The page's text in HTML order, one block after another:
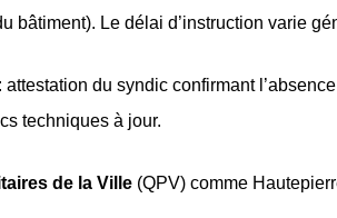
bâtiment). Le délai d’instruction varie
du syndic confirmant
techniques à jour.
de la Ville (QPV) comme